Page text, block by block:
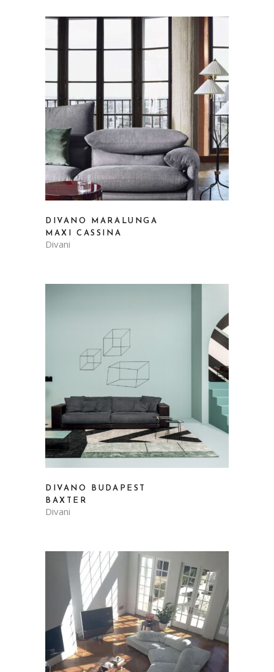
DIVANO MARALUNGA
MAXI CASSINA
Divani
DIVANO BUDAPEST
BAXTER
Divani